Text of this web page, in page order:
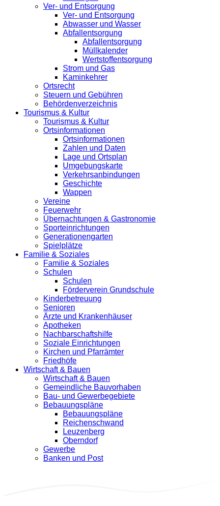
Ver- und Entsorgung
Ver- und Entsorgung
Abwasser und Wasser
Abfallentsorgung
Abfallentsorgung
Müllkalender
Wertstoffentsorgung
Strom und Gas
Kaminkehrer
Ortsrecht
Steuern und Gebühren
Behördenverzeichnis
Tourismus & Kultur
Tourismus & Kultur
Ortsinformationen
Ortsinformationen
Zahlen und Daten
Lage und Ortsplan
Umgebungskarte
Verkehrsanbindungen
Geschichte
Wappen
Vereine
Feuerwehr
Übernachtungen & Gastronomie
Sporteinrichtungen
Generationengarten
Spielplätze
Familie & Soziales
Familie & Soziales
Schulen
Schulen
Förderverein Grundschule
Kinderbetreuung
Senioren
Ärzte und Krankenhäuser
Apotheken
Nachbarschaftshilfe
Soziale Einrichtungen
Kirchen und Pfarrämter
Friedhöfe
Wirtschaft & Bauen
Wirtschaft & Bauen
Gemeindliche Bauvorhaben
Bau- und Gewerbegebiete
Bebauungspläne
Bebauungspläne
Reichenschwand
Leuzenberg
Oberndorf
Gewerbe
Banken und Post